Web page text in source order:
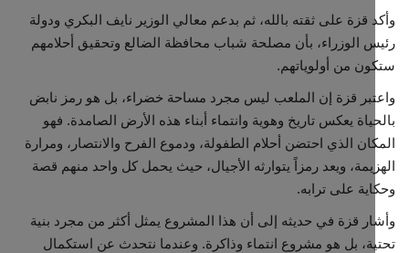
قزة على ثقته بالله، ثم بدعم معالي الوزير نايف البكري ودولة
الوزراء، بأن مصلحة شباب محافظة الضالع وتحقيق أحلامهم
من أولوياتهم.
قزة إن الملعب ليس مجرد مساحة خضراء، بل هو رمز نابض
يعكس تاريخ وهوية وانتماء أبناء هذه الأرض الصامدة. فهو
الذي احتضن أحلام الطفولة، ودموع الفرح والانتصار، ومرارة
ويعد رمزاً يتوارثه الأجيال، حيث يحمل كل واحد منهم قصة
على ترابه.
قزة في حديثه إلى أن هذا المشروع يمثل أكثر من مجرد بنية
بل هو مشروع انتماء وذاكرة. وعندما نتحدث عن استكمال